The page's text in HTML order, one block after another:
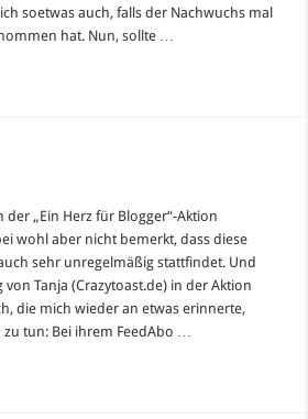
soetwas auch, falls der Nachwuchs mal
hat. Nun, sollte …
„Ein Herz für Blogger“-Aktion
wohl aber nicht bemerkt, dass diese
sehr unregelmäßig stattfindet. Und
Tanja (Crazytoast.de) in der Aktion
die mich wieder an etwas erinnerte,
zu tun: Bei ihrem FeedAbo …